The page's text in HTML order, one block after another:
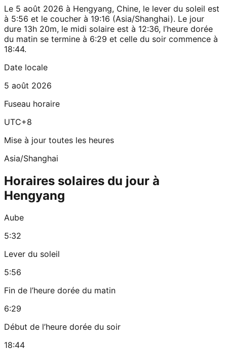
Le 5 août 2026 à Hengyang, Chine, le lever du soleil est
à 5:56 et le coucher à 19:16 (Asia/Shanghai). Le jour
dure 13h 20m, le midi solaire est à 12:36, l’heure dorée
du matin se termine à 6:29 et celle du soir commence à
18:44.
Date locale
5 août 2026
Fuseau horaire
UTC+8
Mise à jour toutes les heures
Asia/Shanghai
Horaires solaires du jour à
Hengyang
Aube
5:32
Lever du soleil
5:56
Fin de l’heure dorée du matin
6:29
Début de l’heure dorée du soir
18:44